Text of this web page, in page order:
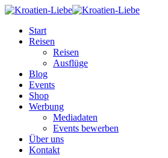
Start
Reisen
Reisen
Ausflüge
Blog
Events
Shop
Werbung
Mediadaten
Events bewerben
Über uns
Kontakt